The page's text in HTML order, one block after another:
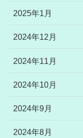
2025年1月
2024年12月
2024年11月
2024年10月
2024年9月
2024年8月